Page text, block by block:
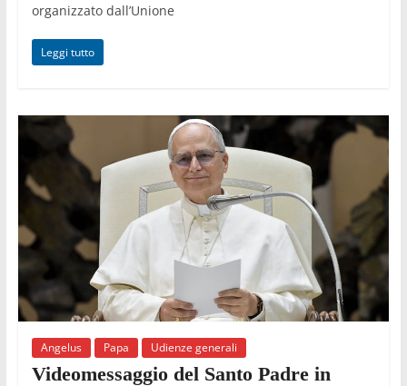
organizzato dall’Unione
Leggi tutto
Angelus Papa Udienze generali
Videomessaggio del Santo Padre in